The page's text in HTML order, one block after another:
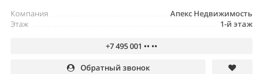
Апекс Недвижимость
Компания
1-й этаж
Этаж
+7 495 001 •• ••
Обратный звонок